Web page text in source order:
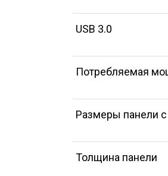
USB 3.0
Потребляемая
Размеры панели
Толщина панели